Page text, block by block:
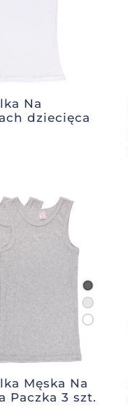
Na
dziecięca
Męska Na
Paczka 3 szt.